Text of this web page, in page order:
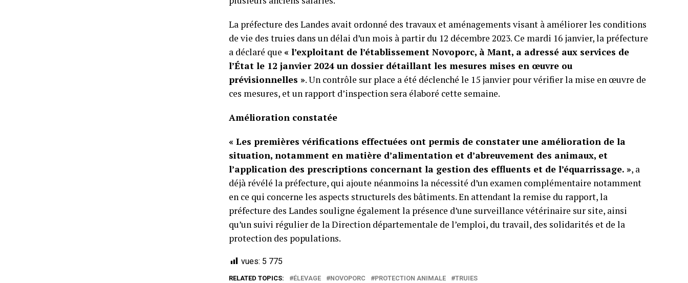
La préfecture des Landes avait ordonné des travaux et aménagements visant à améliorer les conditions
de vie des truies dans un délai d’un mois à partir du 12 décembre 2023. Ce mardi 16 janvier, la préfecture
a déclaré que « l’exploitant de l’établissement Novoporc, à Mant, a adressé aux services de
l’État le 12 janvier 2024 un dossier détaillant les mesures mises en œuvre ou
prévisionnelles ». Un contrôle sur place a été déclenché le 15 janvier pour vérifier la mise en œuvre de
ces mesures, et un rapport d’inspection sera élaboré cette semaine.
Amélioration constatée
« Les premières vérifications effectuées ont permis de constater une amélioration de la
situation, notamment en matière d’alimentation et d’abreuvement des animaux, et
l’application des prescriptions concernant la gestion des effluents et de l’équarrissage. », a
déjà révélé la préfecture, qui ajoute néanmoins la nécessité d’un examen complémentaire notamment
en ce qui concerne les aspects structurels des bâtiments. En attendant la remise du rapport, la
préfecture des Landes souligne également la présence d’une surveillance vétérinaire sur site, ainsi
qu’un suivi régulier de la Direction départementale de l’emploi, du travail, des solidarités et de la
protection des populations.
vues: 5 775
RELATED TOPICS: ÉLEVAGE NOVOPORC PROTECTION ANIMALE TRUIES